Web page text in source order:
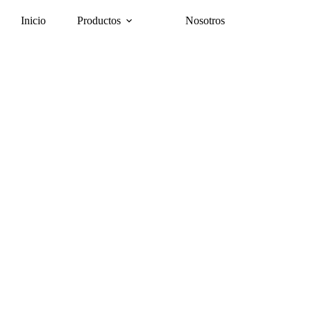
Inicio Productos Nosotros